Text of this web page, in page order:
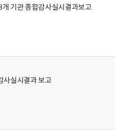
기관 종합감사실시결과보고
사실시결과 보고